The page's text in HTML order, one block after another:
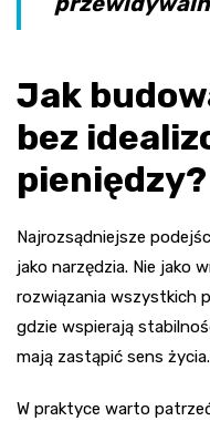
Jak
bez
pieniędzy?
Najrozsądniejsze
jako narzędzia. Nie jako
rozwiązania wszystkich
gdzie wspierają
mają zastąpić sens życia.
W praktyce warto